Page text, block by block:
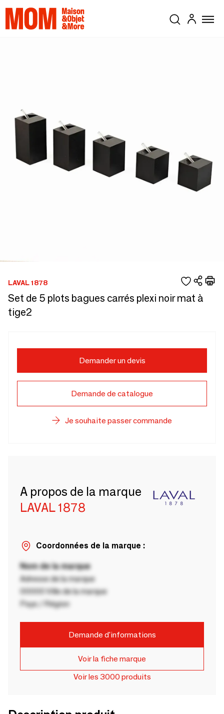
LAVAL 1878
Set de 5 plots bagues carrés plexi noir mat à
tige2
Demander un devis
Demande de catalogue
Je souhaite passer commande
A propos de la marque
LAVAL 1878
Coordonnées de la marque :
Nom de la marque
Adresse de la marque
00000 Ville de la marque
Pays / Région
Demande d'informations
Voir la fiche marque
Voir les 3000 produits